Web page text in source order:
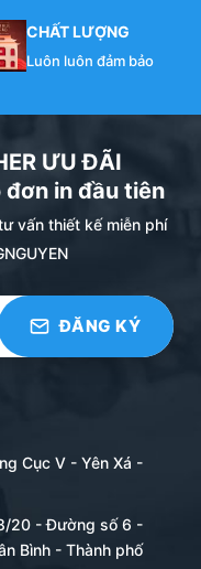
CHẤT LƯỢNG
Luôn luôn đảm bảo
ƯU ĐÃI
in đầu tiên
vấn thiết kế miễn phí
Cục V - Yên Xá -
20 - Đường số 6 -
Bình - Thành phố